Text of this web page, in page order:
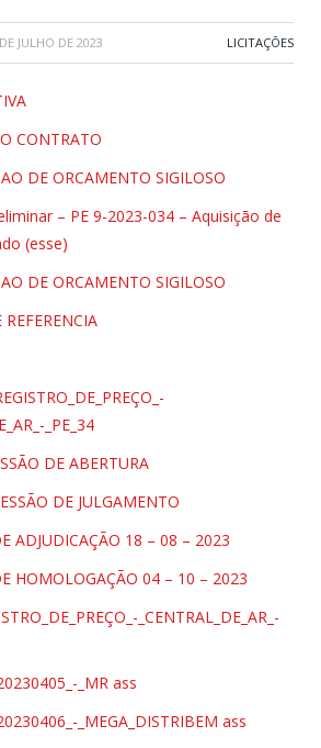
JULHO DE 2023 LICITAÇÕES
CONTRATO
DE ORCAMENTO SIGILOSO
– PE 9-2023-034 – Aquisição de
(esse)
DE ORCAMENTO SIGILOSO
_PE_34
DE ABERTURA
DE JULGAMENTO
ADJUDICAÇÃO 18 – 08 – 2023
HOMOLOGAÇÃO 04 – 10 – 2023
_CENTRAL_DE_AR_-
_MR ass
_MEGA_DISTRIBEM ass